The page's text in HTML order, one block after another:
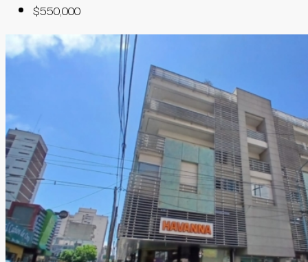
$550,000